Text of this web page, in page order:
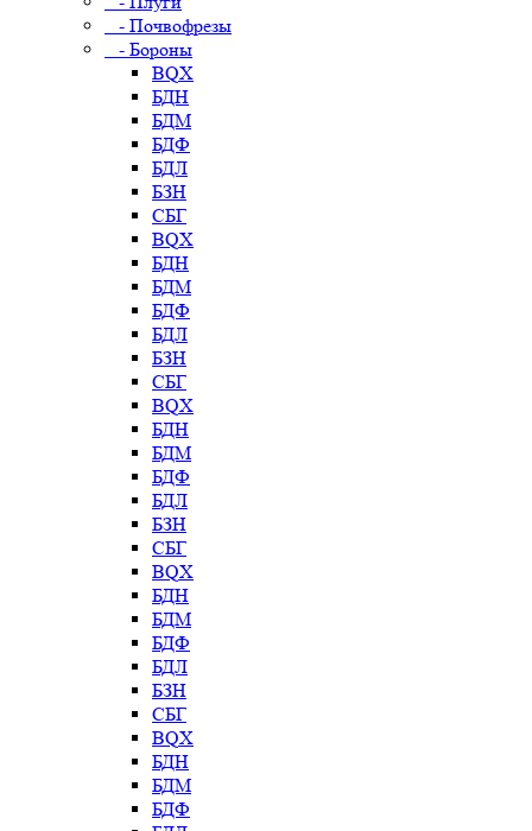
- Почвофрезы
- Бороны
BQX
БДН
БДМ
БДФ
БДЛ
БЗН
СБГ
BQX
БДН
БДМ
БДФ
БДЛ
БЗН
СБГ
BQX
БДН
БДМ
БДФ
БДЛ
БЗН
СБГ
BQX
БДН
БДМ
БДФ
БДЛ
БЗН
СБГ
BQX
БДН
БДМ
БДФ